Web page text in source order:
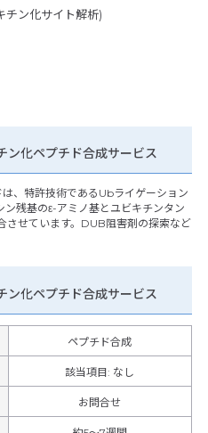
チン化サイト解析)
化ペプチド合成サービス
、特許技術であるUbライゲーション
残基のε-アミノ基とユビキチンタン
させています。DUB阻害剤の探索など
化ペプチド合成サービス
ペプチド合成
該当項目: なし
お問合せ